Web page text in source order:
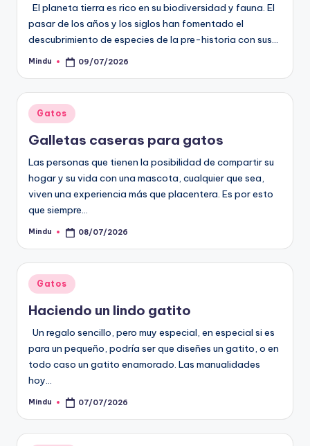
El planeta tierra es rico en su biodiversidad y fauna. El
pasar de los años y los siglos han fomentado el
descubrimiento de especies de la pre-historia con sus…
Publicado
Mindu 09/07/2026
Publicado
en
Gatos
Galletas caseras para gatos
Las personas que tienen la posibilidad de compartir su
hogar y su vida con una mascota, cualquier que sea,
viven una experiencia más que placentera. Es por esto
que siempre…
Publicado
Mindu 08/07/2026
Publicado
en
Gatos
Haciendo un lindo gatito
Un regalo sencillo, pero muy especial, en especial si es
para un pequeño, podría ser que diseñes un gatito, o en
todo caso un gatito enamorado. Las manualidades
hoy…
Publicado
Mindu 07/07/2026